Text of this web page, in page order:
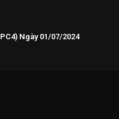
Ngày 01/07/2024